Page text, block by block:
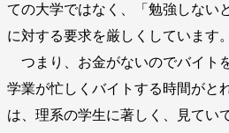
ての大学ではなく、「勉強しない
に対する要求を厳しくしています。
つまり、お金がないのでバイト
学業が忙しくバイトする時間がと
は、理系の学生に著しく、見てい